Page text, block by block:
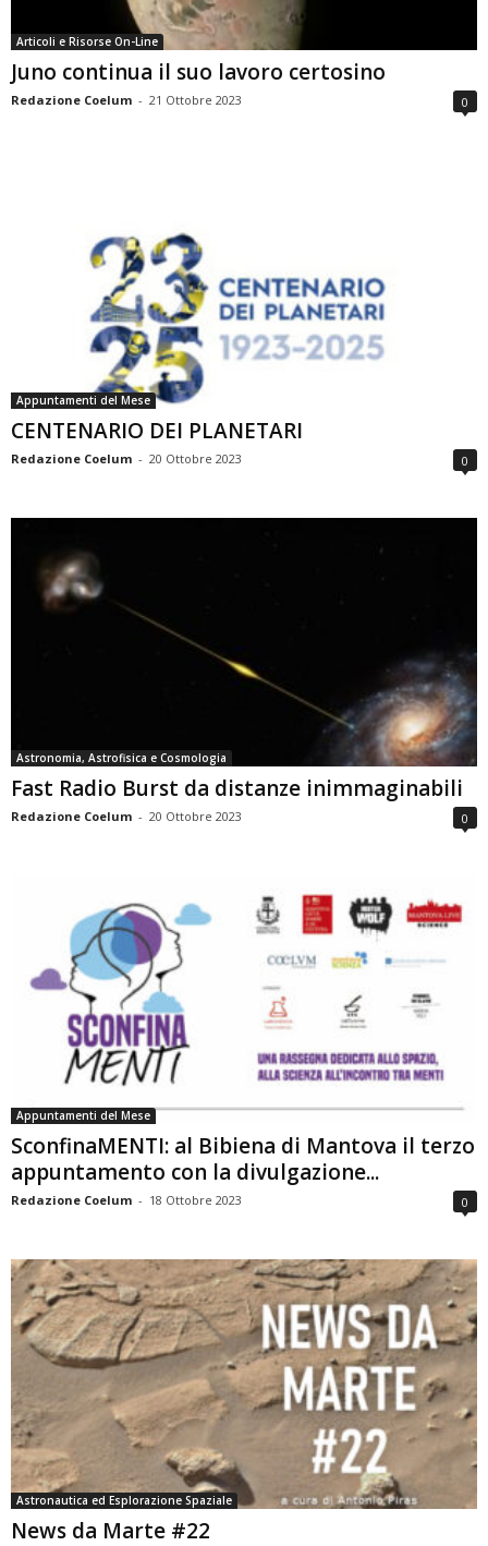
Articoli e Risorse On-Line
Juno continua il suo lavoro certosino
Redazione Coelum - 21 Ottobre 2023 0
Appuntamenti del Mese
CENTENARIO DEI PLANETARI
Redazione Coelum - 20 Ottobre 2023 0
Astronomia, Astrofisica e Cosmologia
Fast Radio Burst da distanze inimmaginabili
Redazione Coelum - 20 Ottobre 2023 0
Appuntamenti del Mese
SconfinaMENTI: al Bibiena di Mantova il terzo
appuntamento con la divulgazione...
Redazione Coelum - 18 Ottobre 2023 0
Astronautica ed Esplorazione Spaziale
News da Marte #22